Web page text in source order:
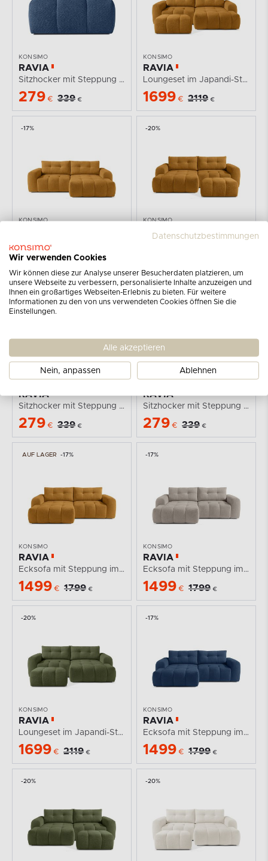
KONSIMO
RAVIA
Sitzhocker mit Steppung im Japandi-Stil Boucle...
279 € 339 €
KONSIMO
RAVIA
Loungeset im Japandi-Stil Boucle honigfarben
1699 € 2119 €
-17%
KONSIMO
1499 € 1799
-20%
KONSIMO
RAVIA
AUF LAGER -18%
RAVIA
Sitzhocker mit Steppung im Japandi-Stil Boucle oliv
279 € 339 €
-18%
RAVIA
Sitzhocker mit Steppung im Japandi-Stil Boucle...
279 € 339 €
AUF LAGER -17%
KONSIMO
RAVIA
Ecksofa mit Steppung im Japandi-Stil Boucle links...
1499 € 1799 €
-17%
KONSIMO
RAVIA
Ecksofa mit Steppung im Japandi-Stil Boucle links grau
1499 € 1799 €
-20%
KONSIMO
RAVIA
Loungeset im Japandi-Stil Boucle olivgrün
1699 € 2119 €
-17%
KONSIMO
RAVIA
Ecksofa mit Steppung im Japandi-Stil Boucle links...
1499 € 1799 €
-20% -20%
Datenschutzbestimmungen
Wir verwenden Cookies
Wir können diese zur Analyse unserer Besucherdaten platzieren, um
unsere Webseite zu verbessern, personalisierte Inhalte anzuzeigen und
Ihnen ein großartiges Webseiten-Erlebnis zu bieten. Für weitere
Informationen zu den von uns verwendeten Cookies öffnen Sie die
Einstellungen.
Alle akzeptieren
Nein, anpassen Ablehnen